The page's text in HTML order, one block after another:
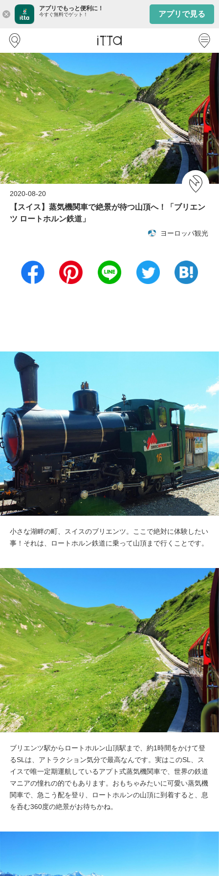
close
アプリでもっと便利に！
今すぐ無料でゲット！ アプリで見る
2020-08-20
【スイス】蒸気機関車で絶景が待つ山頂へ！「ブリエン
ツ ロートホルン鉄道」
ヨーロッパ観光
小さな湖畔の町、スイスのブリエンツ。ここで絶対に体験したい
事！それは、ロートホルン鉄道に乗って山頂まで行くことです。
ブリエンツ駅からロートホルン山頂駅まで、約1時間をかけて登
るSLは、アトラクション気分で最高なんです。実はこのSL、ス
イスで唯一定期運航しているアプト式蒸気機関車で、世界の鉄道
マニアの憧れの的でもあります。おもちゃみたいに可愛い蒸気機
関車で、急こう配を登り、ロートホルンの山頂に到着すると、息
を呑む360度の絶景がお待ちかね。